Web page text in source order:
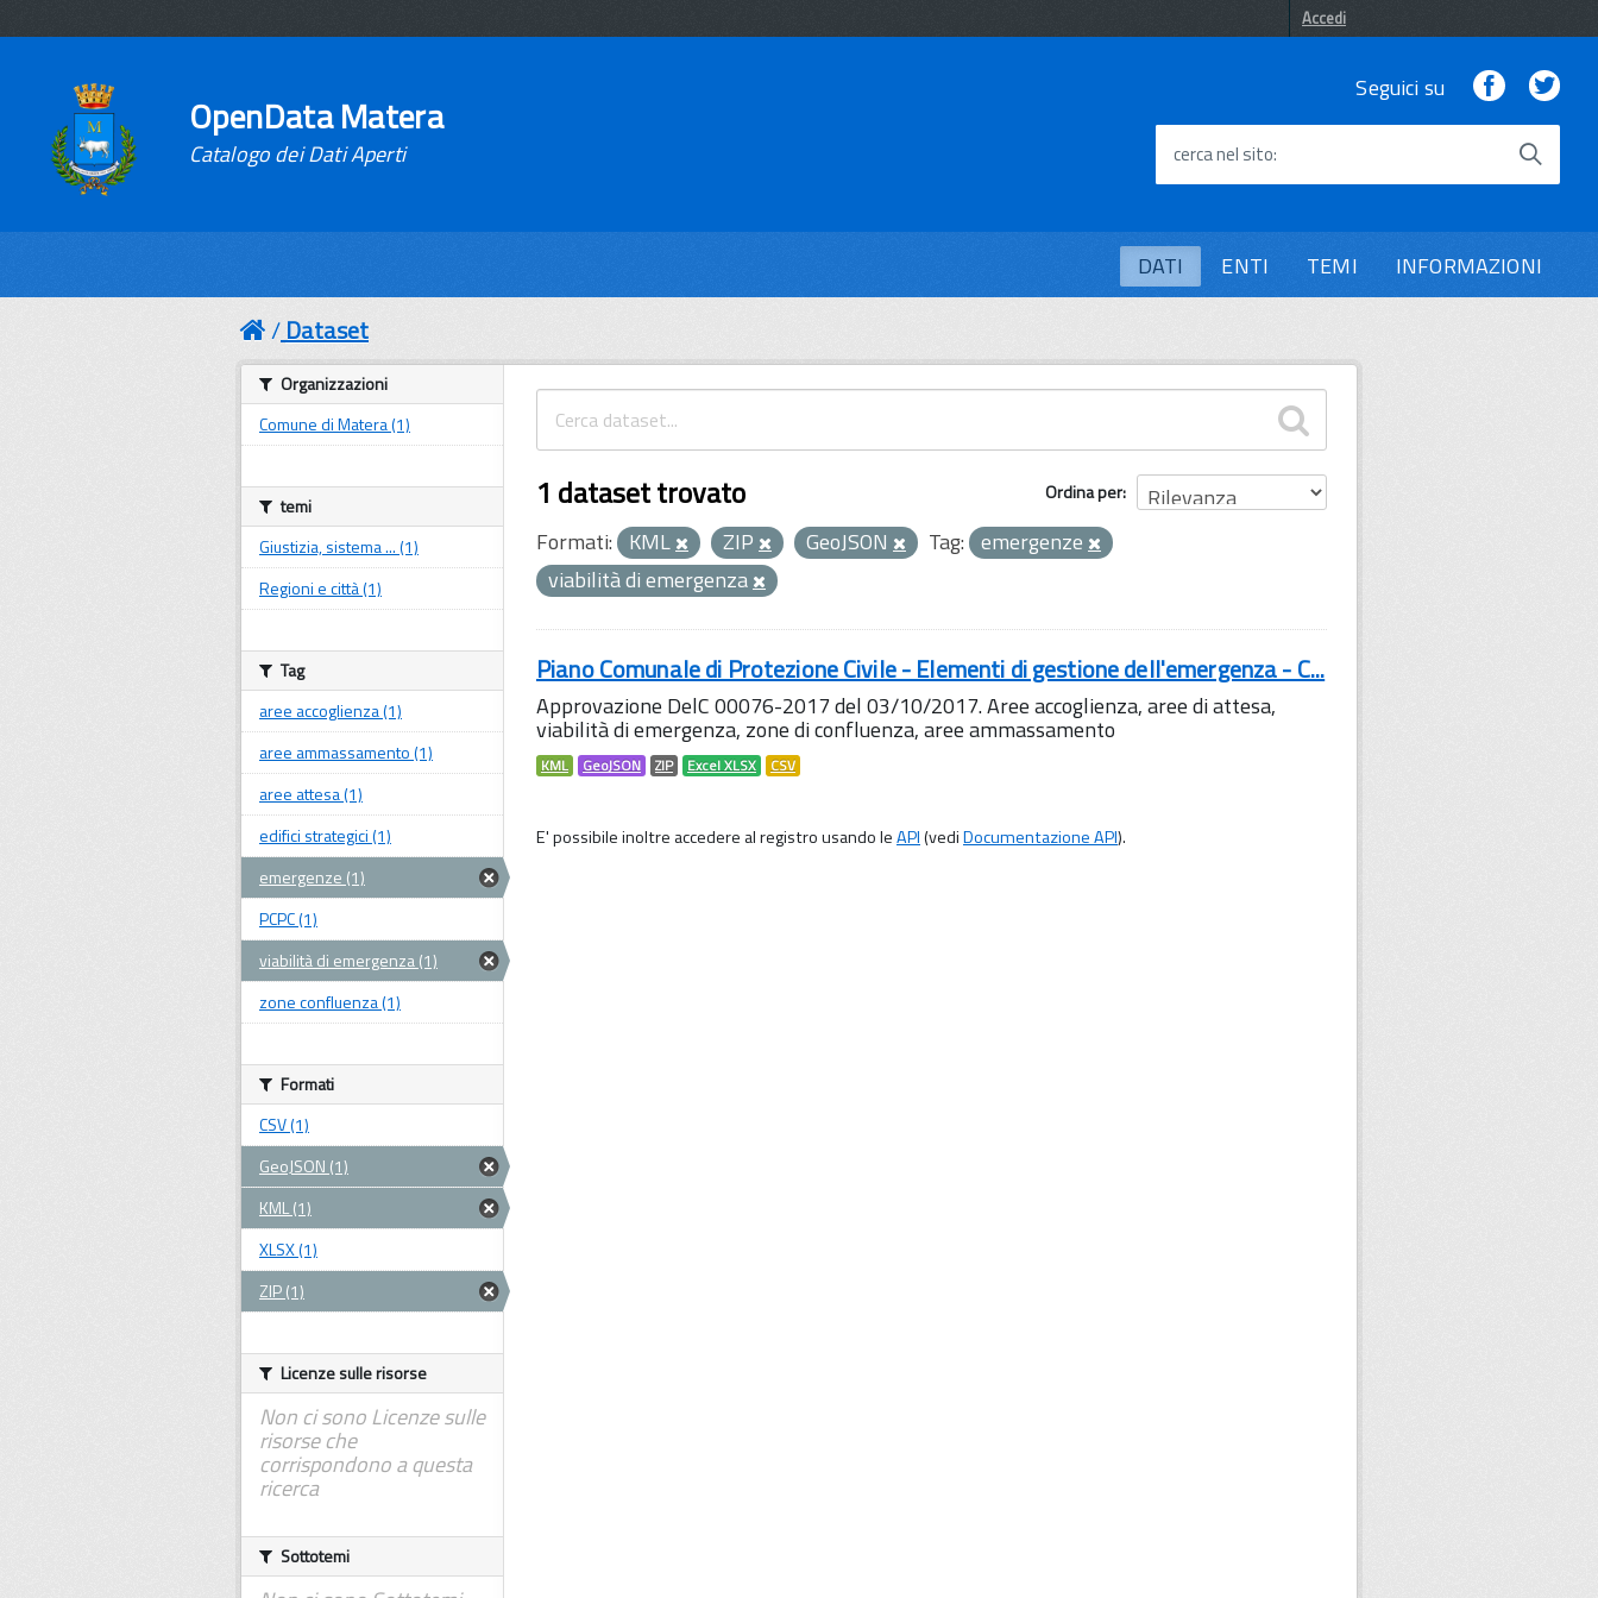
Accedi
OpenData Matera
Catalogo dei Dati Aperti
Seguici su Facebook
cerca nel sito
DATI ENTI TEMI INFORMAZIONI
Dataset
Ordina per
1 dataset trovato
Formati: KML ZIP GeoJSON Tag: emergenze
viabilità di emergenza
Piano Comunale di Protezione Civile - Elementi di gestione dell'emergenza - C...
Approvazione DelC 00076-2017 del 03/10/2017. Aree accoglienza, aree di attesa,
viabilità di emergenza, zone di confluenza, aree ammassamento
KML GeoJSON ZIP Excel XLSX CSV
E' possibile inoltre accedere al registro usando leAPI(vediDocumentazione API).
Organizzazioni
Comune di Matera (1)
temi
Giustizia, sistema ... (1)
Regioni e città (1)
Tag
aree accoglienza (1)
aree ammassamento (1)
aree attesa (1)
edifici strategici (1)
emergenze (1)
PCPC (1)
viabilità di emergenza (1)
zone confluenza (1)
Formati
CSV (1)
GeoJSON (1)
KML (1)
XLSX (1)
ZIP (1)
Licenze sulle risorse
Non ci sono Licenze sulle
risorse che
corrispondono a questa
ricerca
Sottotemi